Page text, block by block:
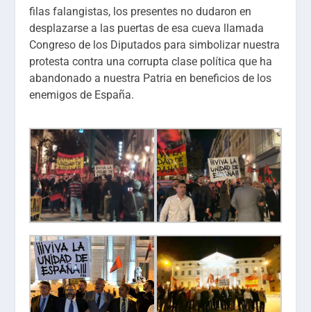
filas falangistas, los presentes no dudaron en
desplazarse a las puertas de esa cueva llamada
Congreso de los Diputados para simbolizar nuestra
protesta contra una corrupta clase política que ha
abandonado a nuestra Patria en beneficios de los
enemigos de España.